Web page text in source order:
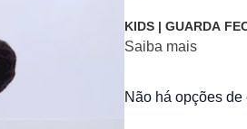
KIDS | GUARDA
Saiba mais
Não há opções